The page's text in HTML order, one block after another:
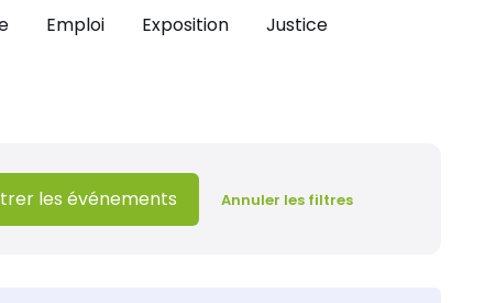
Emploi Exposition
Justice
les événements Annuler les filtres